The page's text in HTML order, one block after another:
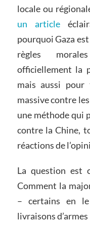
locale ou
un article
pourquoi Gaza
règles
officiellement la
mais aussi pour
massive contre
une méthode qui
contre la Chine,
réactions de
La question est
Comment la
– certains en
livraisons